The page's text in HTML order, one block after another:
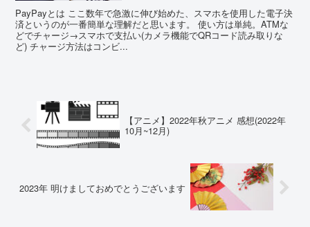
PayPayとは ここ数年で急激に伸び始めた、スマホを使用した電子決
済というのが一番簡単な理解だと思います。 使い方は単純。ATMな
どでチャージ→スマホで支払い(カメラ機能でQRコード読み取りな
ど) チャージ方法はコンビ...
【アニメ】2022年秋アニメ 感想(2022年
10月~12月)
2023年 明けましておめでとうございます